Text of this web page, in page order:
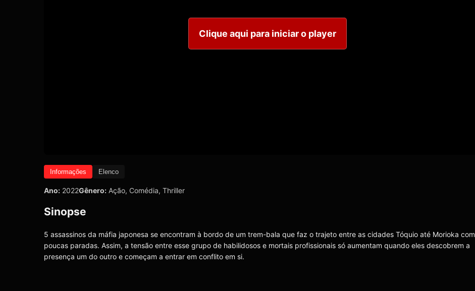
Clique aqui para iniciar o player
Informações Elenco
Ano: 2022Gênero: Ação, Comédia, Thriller
Sinopse
5 assassinos da máfia japonesa se encontram à bordo de um trem-bala que faz o trajeto entre as cidades Tóquio até Morioka com
poucas paradas. Assim, a tensão entre esse grupo de habilidosos e mortais profissionais só aumentam quando eles descobrem a
presença um do outro e começam a entrar em conflito em si.